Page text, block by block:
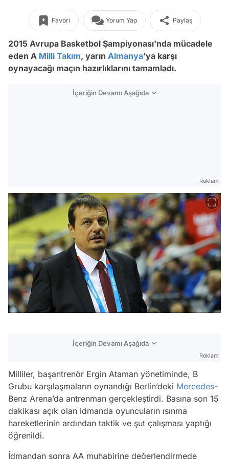
Favori Yorum Yap Paylaş
2015 Avrupa Basketbol Şampiyonası'nda mücadele
eden A Milli Takım, yarın Almanya'ya karşı
oynayacağı maçın hazırlıklarını tamamladı.
İçeriğin Devamı Aşağıda
Reklam
İçeriğin Devamı Aşağıda
Reklam
Milliler, başantrenör Ergin Ataman yönetiminde, B
Grubu karşılaşmaların oynandığı Berlin’deki Mercedes-
Benz Arena’da antrenman gerçekleştirdi. Basına son 15
dakikası açık olan idmanda oyuncuların ısınma
hareketlerinin ardından taktik ve şut çalışması yaptığı
öğrenildi.
İdmandan sonra AA muhabirine değerlendirmede